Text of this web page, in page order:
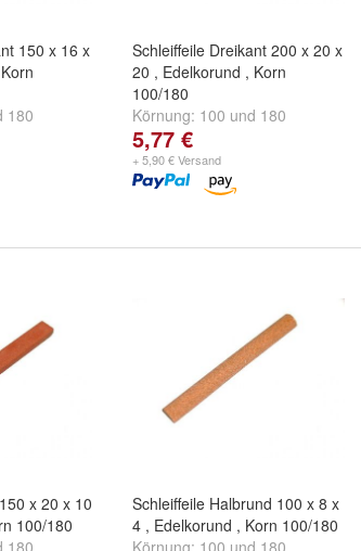
150 x 16 x
180
Schleiffeile Dreikant 200 x 20 x
20 , Edelkorund , Korn
100/180
Körnung: 100 und 180
5,77 €
+ 5,90 € Versand
x 20 x 10
100/180
180
Schleiffeile Halbrund 100 x 8 x
4 , Edelkorund , Korn 100/180
Körnung: 100 und 180